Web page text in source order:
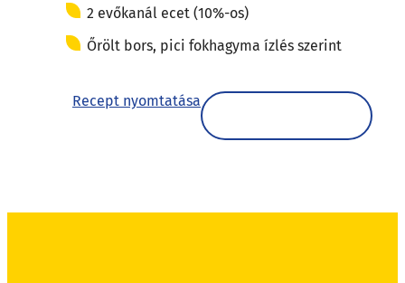
2 evőkanál ecet (10%-os)
Őrölt bors, pici fokhagyma ízlés szerint
Recept nyomtatása